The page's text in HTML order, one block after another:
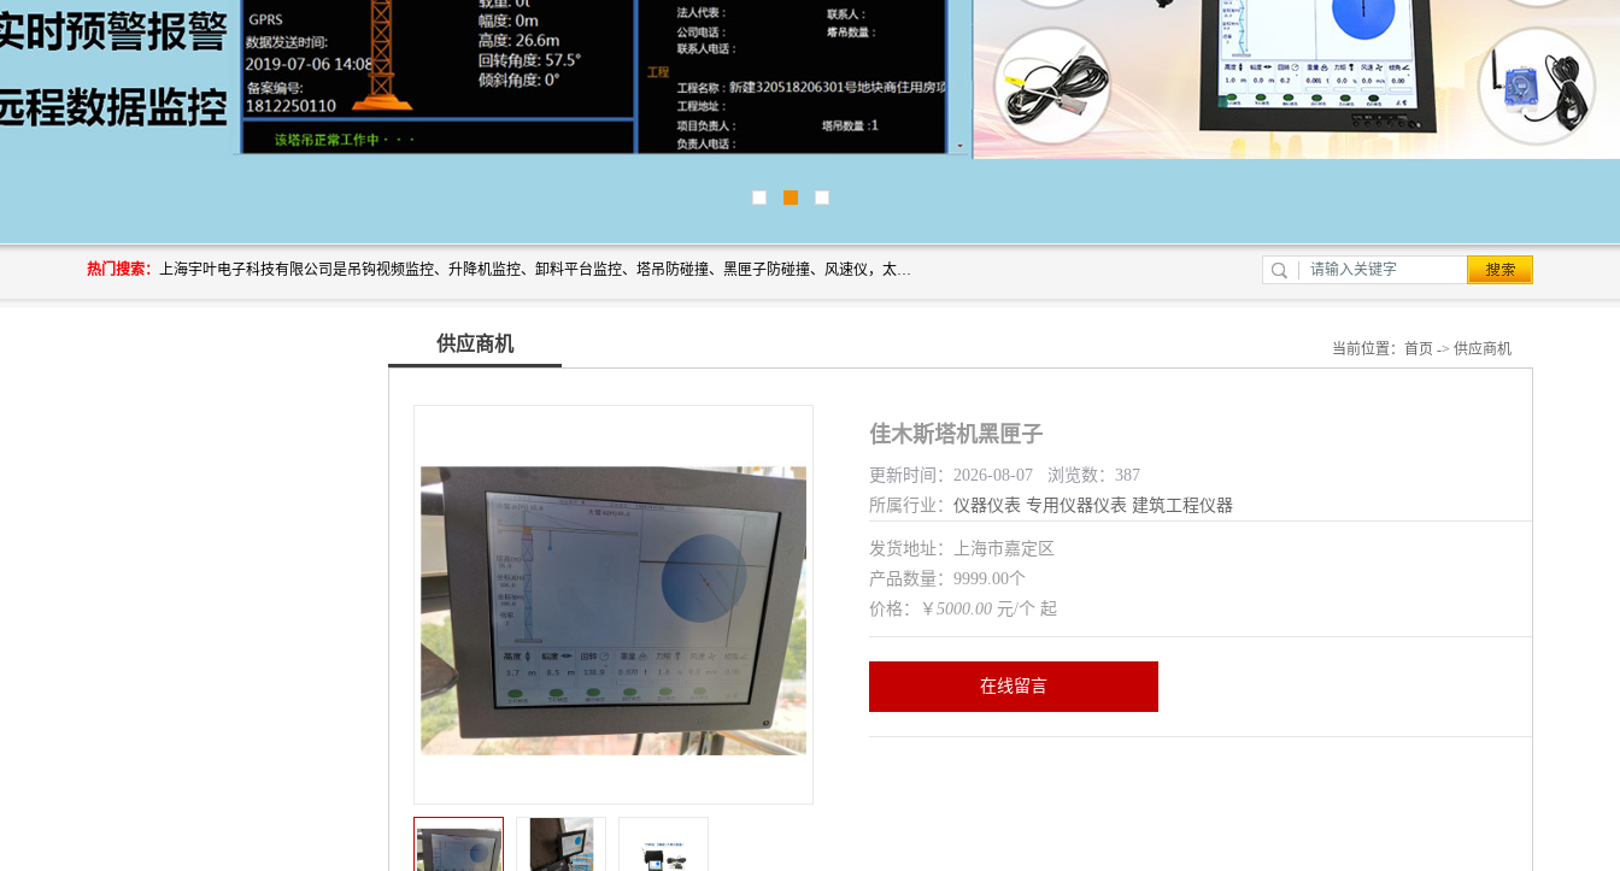
热门搜索： 上海宇叶电子科技有限公司是吊钩视频监控、升降机监控、卸料平台监控、塔吊防碰撞、黑匣子防碰撞、风速仪，太阳能障碍灯安全提示灯等一系列升降机的常用配件产品专业研发生产加工的公司，拥有完整、科学的质量管理体系。
供应商机 当前位置： 首页 -> 供应商机
佳木斯塔机黑匣子
更新时间：2026-08-07 浏览数：387
所属行业： 仪器仪表 专用仪器仪表 建筑工程仪器
发货地址：上海市嘉定区
产品数量：9999.00个
价格：￥ 5000.00 元/个 起
在线留言